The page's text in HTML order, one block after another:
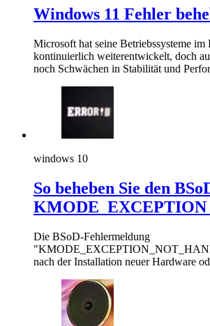
Windows 11 Fehler
Microsoft hat seine Betriebssysteme im
kontinuierlich weiterentwickelt, doch
noch Schwächen in Stabilität und
windows 10
So beheben Sie den
Die BSoD-Fehlermeldung
nach der Installation neuer Hardware